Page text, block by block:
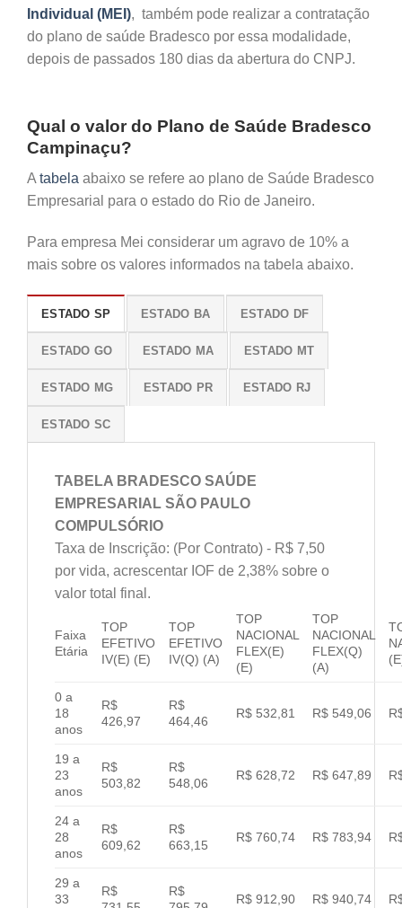
Individual (MEI), também pode realizar a contratação
do plano de saúde Bradesco por essa modalidade,
depois de passados 180 dias da abertura do CNPJ.
Qual o valor do Plano de Saúde Bradesco
Campinaçu?
A tabela abaixo se refere ao plano de Saúde Bradesco
Empresarial para o estado do Rio de Janeiro.
Para empresa Mei considerar um agravo de 10% a
mais sobre os valores informados na tabela abaixo.
ESTADO SP ESTADO BA ESTADO DF
ESTADO GO ESTADO MA ESTADO MT
ESTADO MG ESTADO PR ESTADO RJ
ESTADO SC
TABELA BRADESCO SAÚDE
EMPRESARIAL SÃO PAULO
COMPULSÓRIO
Taxa de Inscrição: (Por Contrato) - R$ 7,50
por vida, acrescentar IOF de 2,38% sobre o
valor total final.
Faixa
Etária
TOP
EFETIVO
IV(E) (E)
TOP
EFETIVO
IV(Q) (A)
TOP
NACIONAL
FLEX(E)
(E)
TOP
NACIONAL
FLEX(Q)
(A)
0 a
18
anos
R$
426,97
R$
464,46
R$ 532,81 R$ 549,06
19 a
23
anos
R$
503,82
R$
548,06
R$ 628,72 R$ 647,89
24 a
28
anos
R$
609,62
R$
663,15
R$ 760,74 R$ 783,94
29 a
33
R$
R$
R$ 912,90 R$ 940,74